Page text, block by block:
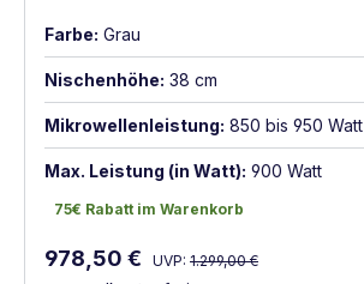
Farbe: Grau
Nischenhöhe: 38 cm
Mikrowellenleistung: 850 bis 950 Watt
Max. Leistung (in Watt): 900 Watt
75€ Rabatt im Warenkorb
75€ Rabatt im Warenkorb
Verkaufspreis:
978,50 € Regulärer Preis:
UVP: 1.299,00 €